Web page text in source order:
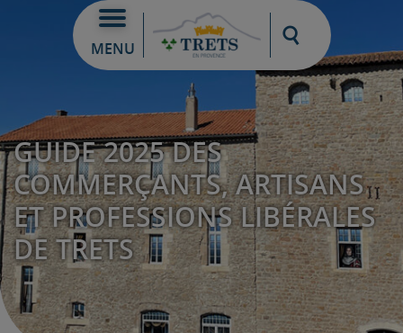
MENU
Moteur de
GUIDE 2025 DES
COMMERÇANTS, ARTISANS
ET PROFESSIONS LIBÉRALES
DE TRETS